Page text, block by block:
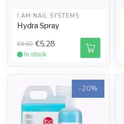
I.AM NAIL SYSTEMS
Hydra Spray
€6,60 €5,28
In stock
-20%